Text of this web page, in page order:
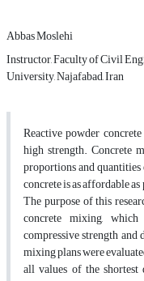
Abbas Moslehi
Instructor, Faculty of Civil
University, Najafabad, Iran
Reactive powder
high strength. Concrete
proportions and
concrete is as affordable
The purpose of this
concrete mixing,
compressive strength
mixing plans were
all values of the